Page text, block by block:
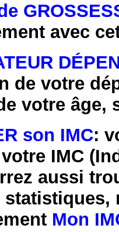
avec
de votre
votre âge,
son IMC:
IMC
aussi
statistiques,
Mon